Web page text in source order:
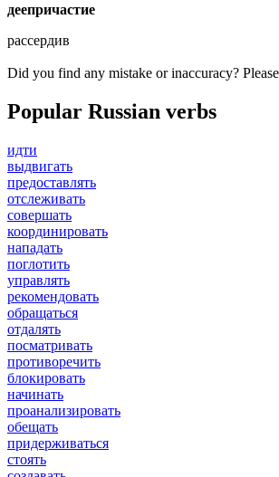
деепричастие
рассердив
Did you find any mistake or inaccuracy? Please
Popular Russian verbs
идти
выдвигать
предоставлять
отслеживать
совершать
координировать
нападать
поглотить
управлять
рекомендовать
обращаться
отдалять
посматривать
противоречить
блокировать
начинать
проанализировать
обещать
придерживаться
стоять